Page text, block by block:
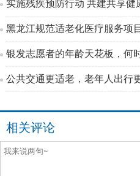
实施残疾预防行动 共建共享健
黑龙江规范适老化医疗服务项目
银发志愿者的年龄天花板，何
公共交通更适老，老年人出行
相关评论